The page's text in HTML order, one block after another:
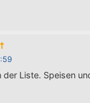
Liste. Speisen